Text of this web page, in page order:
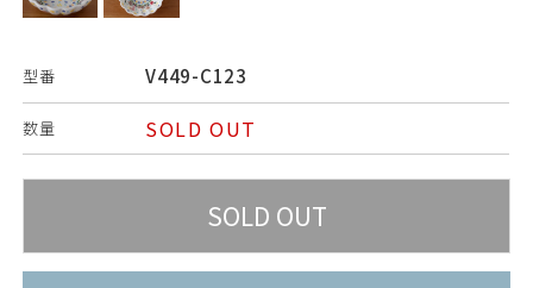
型番 V449-C123
数量 SOLD OUT